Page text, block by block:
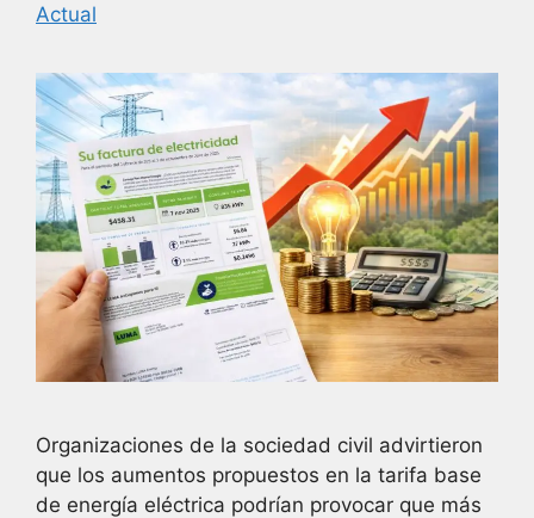
Actual
Organizaciones de la sociedad civil advirtieron
que los aumentos propuestos en la tarifa base
de energía eléctrica podrían provocar que más